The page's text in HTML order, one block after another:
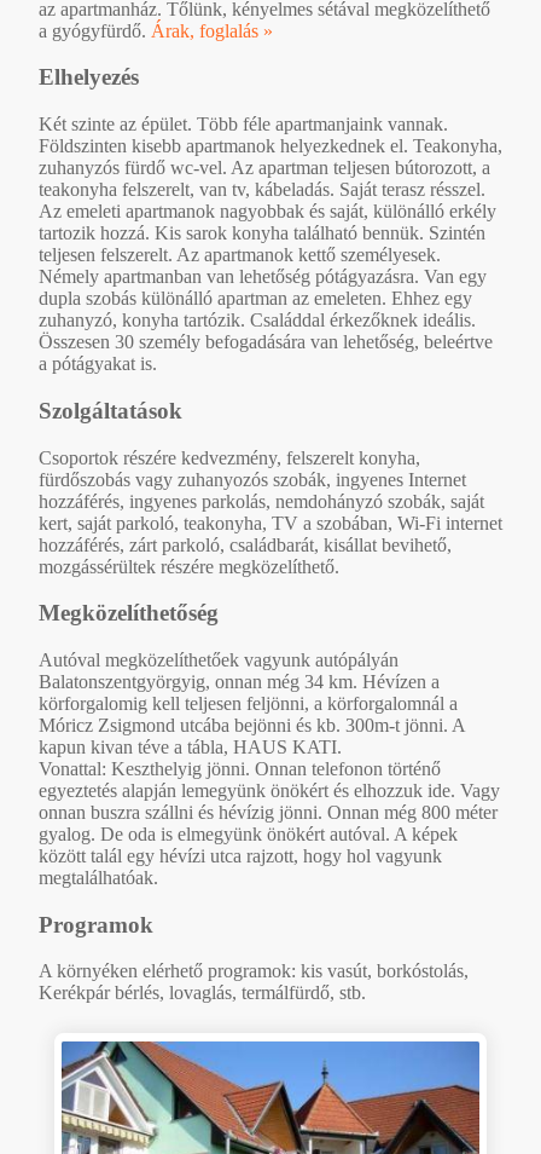
az apartmanház. Tőlünk, kényelmes sétával megközelíthető
a gyógyfürdő. Árak, foglalás »
Elhelyezés
Két szinte az épület. Több féle apartmanjaink vannak.
Földszinten kisebb apartmanok helyezkednek el. Teakonyha,
zuhanyzós fürdő wc-vel. Az apartman teljesen bútorozott, a
teakonyha felszerelt, van tv, kábeladás. Saját terasz résszel.
Az emeleti apartmanok nagyobbak és saját, különálló erkély
tartozik hozzá. Kis sarok konyha található bennük. Szintén
teljesen felszerelt. Az apartmanok kettő személyesek.
Némely apartmanban van lehetőség pótágyazásra. Van egy
dupla szobás különálló apartman az emeleten. Ehhez egy
zuhanyzó, konyha tartózik. Családdal érkezőknek ideális.
Összesen 30 személy befogadására van lehetőség, beleértve
a pótágyakat is.
Szolgáltatások
Csoportok részére kedvezmény, felszerelt konyha,
fürdőszobás vagy zuhanyozós szobák, ingyenes Internet
hozzáférés, ingyenes parkolás, nemdohányzó szobák, saját
kert, saját parkoló, teakonyha, TV a szobában, Wi-Fi internet
hozzáférés, zárt parkoló, családbarát, kisállat bevihető,
mozgássérültek részére megközelíthető.
Megközelíthetőség
Autóval megközelíthetőek vagyunk autópályán
Balatonszentgyörgyig, onnan még 34 km. Hévízen a
körforgalomig kell teljesen feljönni, a körforgalomnál a
Móricz Zsigmond utcába bejönni és kb. 300m-t jönni. A
kapun kivan téve a tábla, HAUS KATI.
Vonattal: Keszthelyig jönni. Onnan telefonon történő
egyeztetés alapján lemegyünk önökért és elhozzuk ide. Vagy
onnan buszra szállni és hévízig jönni. Onnan még 800 méter
gyalog. De oda is elmegyünk önökért autóval. A képek
között talál egy hévízi utca rajzott, hogy hol vagyunk
megtalálhatóak.
Programok
A környéken elérhető programok: kis vasút, borkóstolás,
Kerékpár bérlés, lovaglás, termálfürdő, stb.